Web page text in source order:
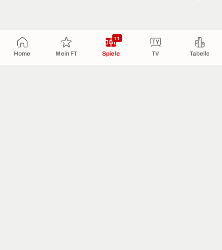
Home Mein FT Spiele
11
TV Tabelle